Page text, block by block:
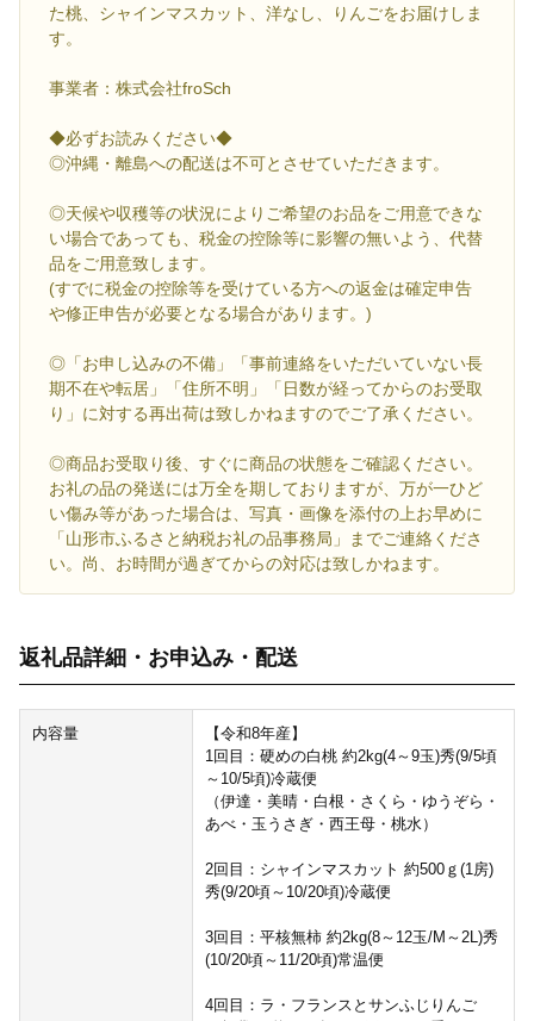
た桃、シャインマスカット、洋なし、りんごをお届けしま
す。
事業者：株式会社froSch
◆必ずお読みください◆
◎沖縄・離島への配送は不可とさせていただきます。
◎天候や収穫等の状況によりご希望のお品をご用意できな
い場合であっても、税金の控除等に影響の無いよう、代替
品をご用意致します。
(すでに税金の控除等を受けている方への返金は確定申告
や修正申告が必要となる場合があります。)
◎「お申し込みの不備」「事前連絡をいただいていない長
期不在や転居」「住所不明」「日数が経ってからのお受取
り」に対する再出荷は致しかねますのでご了承ください。
◎商品お受取り後、すぐに商品の状態をご確認ください。
お礼の品の発送には万全を期しておりますが、万が一ひど
い傷み等があった場合は、写真・画像を添付の上お早めに
「山形市ふるさと納税お礼の品事務局」までご連絡くださ
い。尚、お時間が過ぎてからの対応は致しかねます。
返礼品詳細・お申込み・配送
内容量
【令和8年産】
1回目：硬めの白桃 約2kg(4～9玉)秀(9/5頃
～10/5頃)冷蔵便
（伊達・美晴・白根・さくら・ゆうぞら・
あべ・玉うさぎ・西王母・桃水）
2回目：シャインマスカット 約500ｇ(1房)
秀(9/20頃～10/20頃)冷蔵便
3回目：平核無柿 約2kg(8～12玉/M～2L)秀
(10/20頃～11/20頃)常温便
4回目：ラ・フランスとサンふじりんご